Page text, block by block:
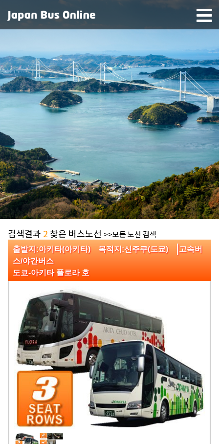
검색결과 2 찾은 버스노선 >>모든 노선 검색
출발지:아키타(아키타) 목적지:신주쿠(도쿄) |고속버
스/야간버스
도쿄-아키타 플로라 호